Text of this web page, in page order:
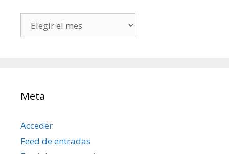
mis
Meta
Acceder
Feed de entradas